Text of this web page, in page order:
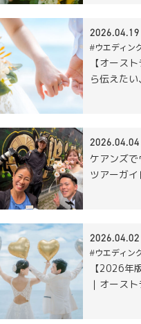
2026.04.19
#ウエディ
【オース
ら伝えた
2026.04.04
ケアンズで
ツアーガ
2026.04.02
#ウエディン
【2026年
｜オース